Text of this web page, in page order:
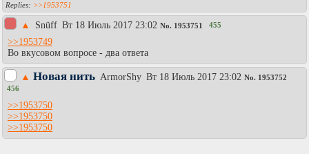
>>1953751
▲ Snüff Вт 18 Июль 2017 23:02 No. 1953751 455
>>1953749
Во вкусовом вопросе - два ответа
▲ Новая нить АrmоrShy Вт 18 Июль 2017 23:02 No. 1953752
456
>>1953750
>>1953750
>>1953750